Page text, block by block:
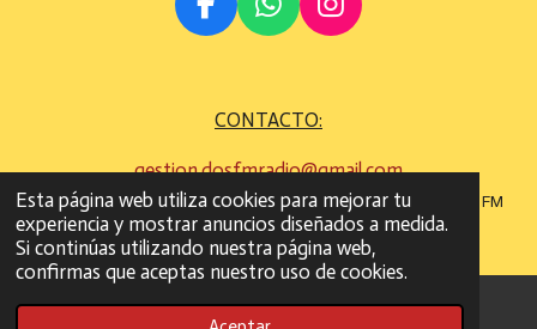
Esta página web utiliza cookies para mejorar tu
experiencia y mostrar anuncios diseñados a medida.
Si continúas utilizando nuestra página web,
confirmas que aceptas nuestro uso de cookies.
F
A
B
O
O
K
W
H
S
A
P
P
I
N
G
R
A
M
CONTACTO:
gestion.dosfmradio@gmail.com
©Todos los derechos son reservados
2022 - 2023 DOS FM
RADIO